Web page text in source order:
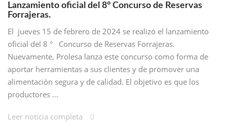
Lanzamiento oficial del 8° Concurso de Reservas
Forrajeras.
El jueves 15 de febrero de 2024 se realizó el lanzamiento
oficial del 8 ° Concurso de Reservas Forrajeras.
Nuevamente, Prolesa lanza este concurso como forma de
aportar herramientas a sus clientes y de promover una
alimentación segura y de calidad. El objetivo es que los
productores …
Leer noticia completa